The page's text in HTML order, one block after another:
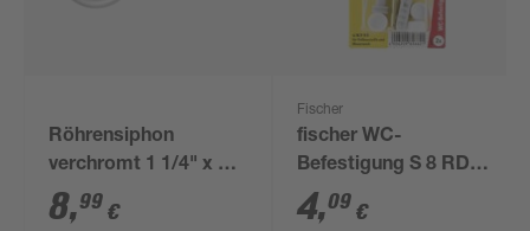
Röhrensiphon
verchromt 1 1/4" x 32
mm
8,99 €
Fischer
fischer WC-
Befestigung S 8 RD
80 2 Stück
4,09 €